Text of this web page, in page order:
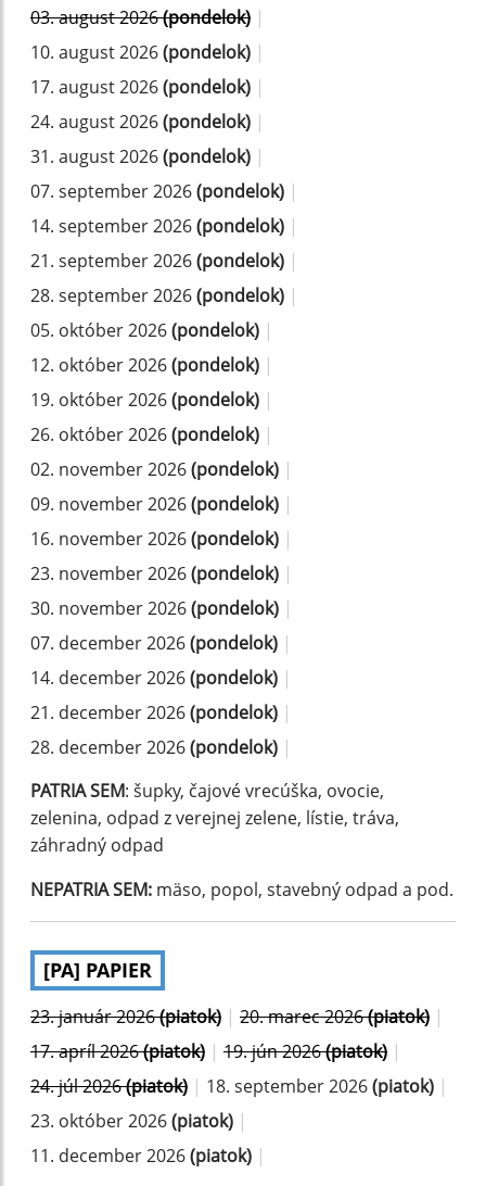
03. august 2026(pondelok) |
10. august 2026(pondelok) |
17. august 2026(pondelok) |
24. august 2026(pondelok) |
31. august 2026(pondelok) |
07. september 2026(pondelok) |
14. september 2026(pondelok) |
21. september 2026(pondelok) |
28. september 2026(pondelok) |
05. október 2026(pondelok) |
12. október 2026(pondelok) |
19. október 2026(pondelok) |
26. október 2026(pondelok) |
02. november 2026(pondelok) |
09. november 2026(pondelok) |
16. november 2026(pondelok) |
23. november 2026(pondelok) |
30. november 2026(pondelok) |
07. december 2026(pondelok) |
14. december 2026(pondelok) |
21. december 2026(pondelok) |
28. december 2026(pondelok) |
PATRIA SEM: šupky, čajové vrecúška, ovocie,
zelenina, odpad z verejnej zelene, lístie, tráva,
záhradný odpad
NEPATRIA SEM: mäso, popol, stavebný odpad a pod.
[PA] PAPIER
23. január 2026(piatok) | 20. marec 2026(piatok) |
17. apríl 2026(piatok) | 19. jún 2026(piatok) |
24. júl 2026(piatok) | 18. september 2026(piatok) |
23. október 2026(piatok) |
11. december 2026(piatok) |